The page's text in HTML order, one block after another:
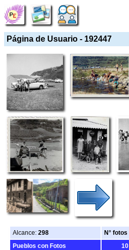
Página de Usuario - 192447
Alcance: 298
N° fotos
Pueblos con Fotos
10